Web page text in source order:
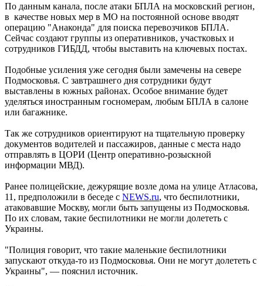
По данным канала, после атаки БПЛА на московский регион,
в качестве новых мер в МО на постоянной основе вводят
операцию "Анаконда" для поиска перевозчиков БПЛА.
Сейчас создают группы из оперативников, участковых и
сотрудников ГИБДД, чтобы выставить на ключевых постах.
Подобные усиления уже сегодня были замечены на севере
Подмосковья. С завтрашнего дня сотрудники будут
выставлены в южных районах. Особое внимание будет
уделяться иностранным госномерам, любым БПЛА в салоне
или багажнике.
Так же сотрудников ориентируют на тщательную проверку
документов водителей и пассажиров, данные с места надо
отправлять в ЦОРИ (Центр оперативно-розыскной
информации МВД).
Ранее полицейские, дежурящие возле дома на улице Атласова,
11, предположили в беседе с NEWS.ru, что беспилотники,
атаковавшие Москву, могли быть запущены из Подмосковья.
По их словам, такие беспилотники не могли долететь с
Украины.
"Полиция говорит, что такие маленькие беспилотники
запускают откуда-то из Подмосковья. Они не могут долететь с
Украины", — пояснил источник.